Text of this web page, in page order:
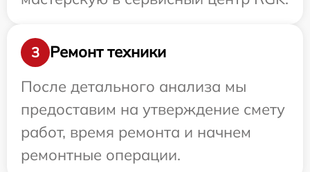
3
Ремонт техники
После детального анализа мы
предоставим на утверждение смету
работ, время ремонта и начнем
ремонтные операции.